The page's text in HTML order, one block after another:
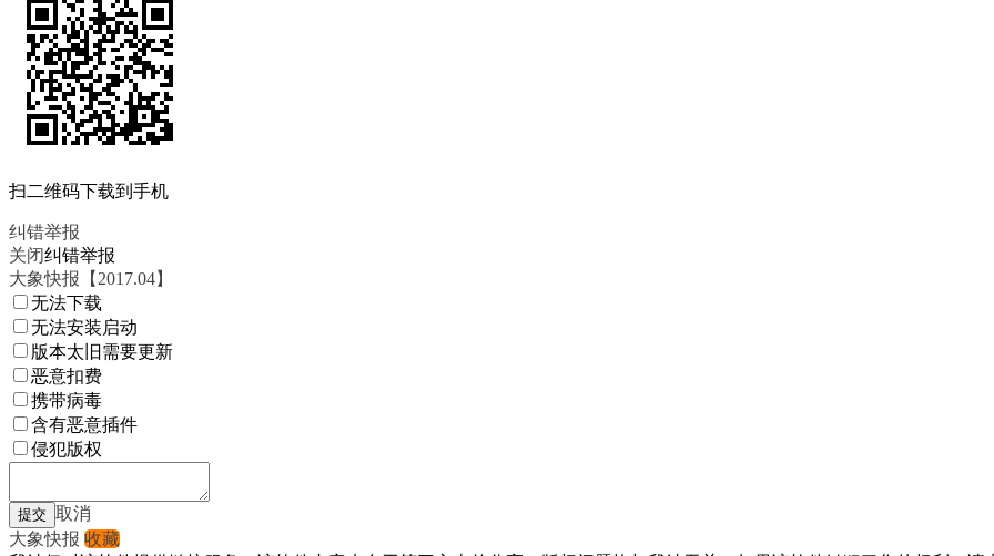
扫二维码下载到手机
纠错举报
关闭纠错举报
大象快报【2017.04】
无法下载
无法安装启动
版本太旧需要更新
恶意扣费
携带病毒
含有恶意插件
侵犯版权
取消
大象快报 收藏